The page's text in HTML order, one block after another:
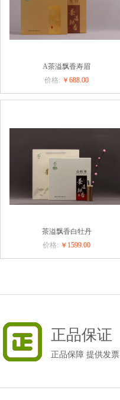
A茶溢飘香寿眉
价格: ￥688.00
茶溢飘香白牡丹
价格: ￥1599.00
正品保证
正品保障 提供发票